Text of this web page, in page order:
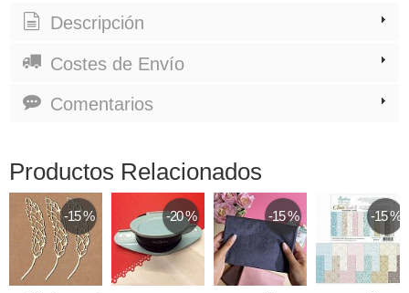
Descripción
Costes de Envío
Comentarios
Productos Relacionados
-15 % -20 % -15 % -15 %